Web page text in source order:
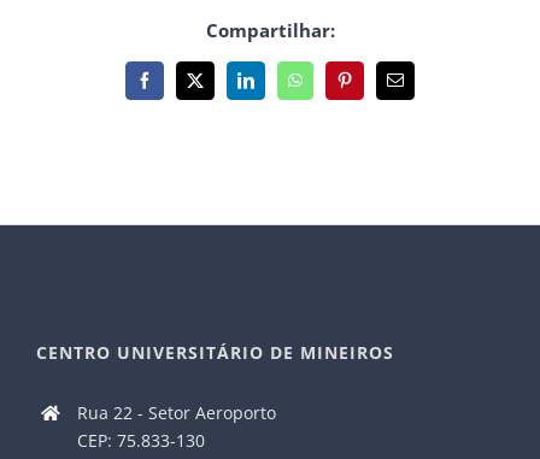
Compartilhar:
Facebook
X LinkedInWhatsAppPinterest
E-
mail
CENTRO UNIVERSITÁRIO DE MINEIROS
Rua 22 - Setor Aeroporto
CEP: 75.833-130